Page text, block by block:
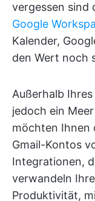
vergessen sind
Google
Kalender,
den Wert noch
Außerhalb
jedoch ein
möchten Ihnen
Gmail-Kontos
Integrationen,
verwandeln
Produktivität,